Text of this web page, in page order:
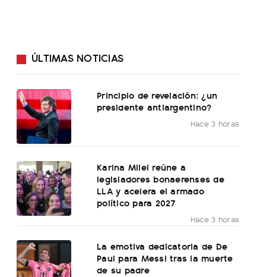
ÚLTIMAS NOTICIAS
Principio de revelación: ¿un
presidente antiargentino?
Hace 3 horas
Karina Milei reúne a
legisladores bonaerenses de
LLA y acelera el armado
político para 2027
Hace 3 horas
La emotiva dedicatoria de De
Paul para Messi tras la muerte
de su padre